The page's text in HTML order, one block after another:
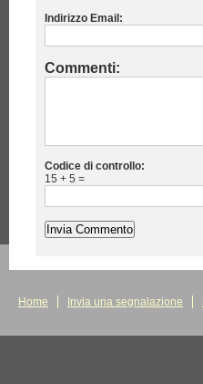
Indirizzo Email:
Commenti:
Codice di controllo:
15 + 5 =
Home Invia una segnalazione